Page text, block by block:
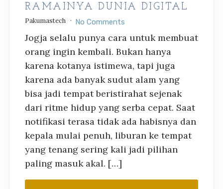
RAMAINYA DUNIA DIGITAL
Pakumastech No Comments
Jogja selalu punya cara untuk membuat
orang ingin kembali. Bukan hanya
karena kotanya istimewa, tapi juga
karena ada banyak sudut alam yang
bisa jadi tempat beristirahat sejenak
dari ritme hidup yang serba cepat. Saat
notifikasi terasa tidak ada habisnya dan
kepala mulai penuh, liburan ke tempat
yang tenang sering kali jadi pilihan
paling masuk akal. […]